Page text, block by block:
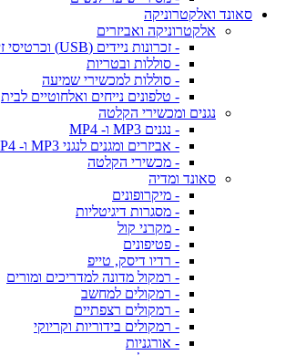
סאונד ואלקטרוניקה
אלקטרוניקה ואביזרים
- זכרונות ניידים (USB) וכרטיסי זיכרון
- סוללות ובטריות
- סוללות למכשירי שמיעה
- טלפונים נייחים ואלחוטיים לבית
נגנים ומכשירי הקלטה
- נגנים MP3 ו- MP4
- אביזרים ומגנים לנגני MP3 ו- MP4
- מכשירי הקלטה
סאונד ומדיה
- מיקרופונים
- מסגרות דיגיטליות
- מקרני קול
- פטיפונים
- רדיו דיסק, טייפ
- רמקול מדונה למדריכים ומורים
- רמקולים למחשב
- רמקולים רצפתיים
- רמקולים בידוריות וקריוקי
- אורגניות